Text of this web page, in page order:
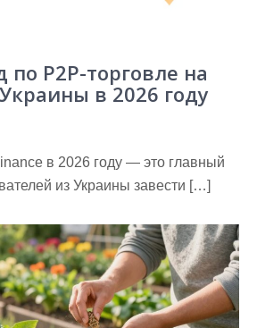
P2P-торговле на
в 2026 году
в 2026 году — это главный
из Украины завести […]